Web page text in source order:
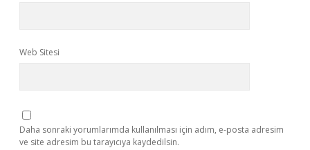
Web Sitesi
Daha sonraki yorumlarımda kullanılması için adım, e-posta adresim
ve site adresim bu tarayıcıya kaydedilsin.